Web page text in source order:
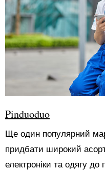
Pinduoduo
Ще один популярний
придбати широкий
електроніки та одягу до